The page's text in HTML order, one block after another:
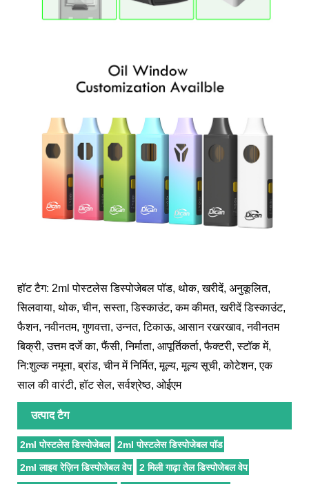
हॉट टैग: 2ml पोस्टलेस डिस्पोजेबल पॉड, थोक, खरीदें, अनुकूलित,
सिलवाया, थोक, चीन, सस्ता, डिस्काउंट, कम कीमत, खरीदें डिस्काउंट,
फैशन, नवीनतम, गुणवत्ता, उन्नत, टिकाऊ, आसान रखरखाव, नवीनतम
बिक्री, उत्तम दर्जे का, फैंसी, निर्माता, आपूर्तिकर्ता, फैक्टरी, स्टॉक में,
नि:शुल्क नमूना, ब्रांड, चीन में निर्मित, मूल्य, मूल्य सूची, कोटेशन, एक
साल की वारंटी, हॉट सेल, सर्वश्रेष्ठ, ओईएम
उत्पाद टैग
2ml पोस्टलेस डिस्पोजेबल 2ml पोस्टलेस डिस्पोजेबल पॉड
2ml लाइव रेज़िन डिस्पोजेबल वेप 2 मिली गाढ़ा तेल डिस्पोजेबल वेप